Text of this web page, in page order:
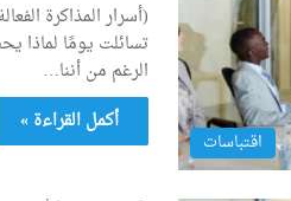
اقتباسات
(أسرار المذاكرة
تسائلت يومًا لماذا
الرغم من أننا…
أكمل القراءة »